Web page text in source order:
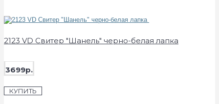
2123 VD Свитер "Шанель" черно-белая лапка
3699р.
КУПИТЬ